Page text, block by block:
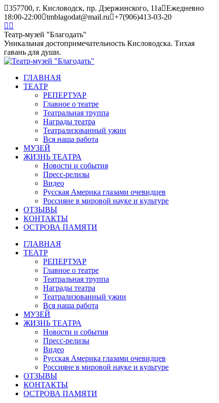
Skip
to
content
357700, г. Кисловодск, пр. Дзержинского, 11а
Ежедневно
18:00-22:00 tmblagodat@mail.ru
+7(906)413-03-20
Instagram
page
opens
in
new
page
opens
in
new
Театр-музей "Благодать"
Уникальная достопримечательность Кисловодска. Тихая
гавань для души.
ГЛАВНАЯ
ТЕАТР
РЕПЕРТУАР
Главное о театре
Театральная труппа
Награды театра
Театрализованный ужин
Вся наша работа
МУЗЕЙ
ЖИЗНЬ ТЕАТРА
Новости и события
Пресс-релизы
Видео
Русская Америка глазами очевидцев
Россияне в мировой науке и культуре
ОТЗЫВЫ
КОНТАКТЫ
ОСТРОВА ПАМЯТИ
ГЛАВНАЯ
ТЕАТР
РЕПЕРТУАР
Главное о театре
Театральная труппа
Награды театра
Театрализованный ужин
Вся наша работа
МУЗЕЙ
ЖИЗНЬ ТЕАТРА
Новости и события
Пресс-релизы
Видео
Русская Америка глазами очевидцев
Россияне в мировой науке и культуре
ОТЗЫВЫ
КОНТАКТЫ
ОСТРОВА ПАМЯТИ